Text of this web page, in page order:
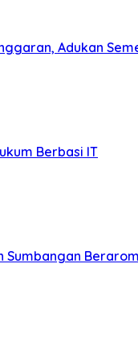
Adukan
Berbasi IT
Sumbangan